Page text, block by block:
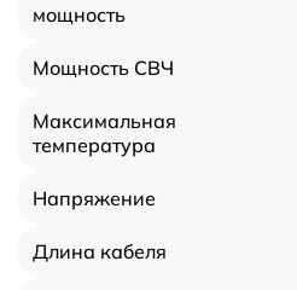
мощность
Мощность СВЧ
Максимальная
температура
Напряжение
Длина кабеля